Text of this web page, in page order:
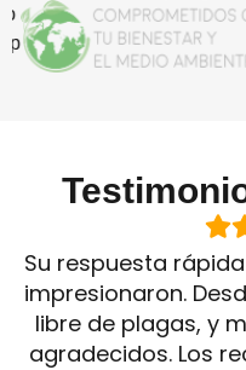
Su respuesta
impresionaron.
libre de plagas, y
agradecidos. Los